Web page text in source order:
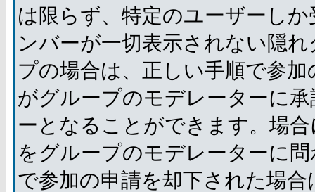
は限らず、特定のユーザーし
ンバーが一切表示されない隠
プの場合は、正しい手順で参
がグループのモデレーターに
ーとなることができます。場
をグループのモデレーターに
で参加の申請を却下された場